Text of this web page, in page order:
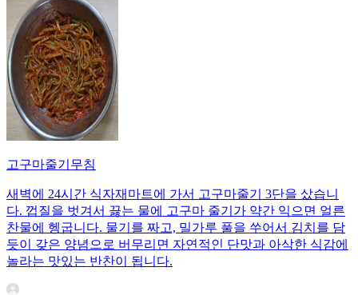
고구마줄기무침
새벽에 24시간 식자재마트에 가서 고구마줄기 3단을 샀습니
다. 껍질을 벗겨서 끓는 물에 고구마 줄기가 약간 익으면 얼른
찬물에 헹굽니다. 물기를 짜고, 밀가루 풀을 쑤어서 김치를 담
듯이 갖은 양념으로 버무리면 자연적인 단맛과 아삭한 식감에
놀라는 맛있는 반찬이 됩니다.